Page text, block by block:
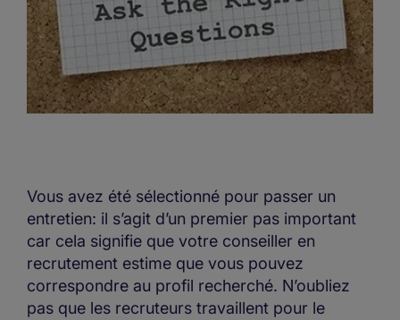
Vous avez été sélectionné pour passer un
entretien: il s’agit d’un premier pas important
car cela signifie que votre conseiller en
recrutement estime que vous pouvez
correspondre au profil recherché. N’oubliez
pas que les recruteurs travaillent pour le